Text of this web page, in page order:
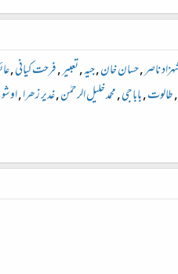
ناصر,حسان خان,جیہ,تعبیر,فرحت کیانی,
,طالوت,باباجی,محمد خلیل الرحمٰن,غدیر زھرا,اوشو